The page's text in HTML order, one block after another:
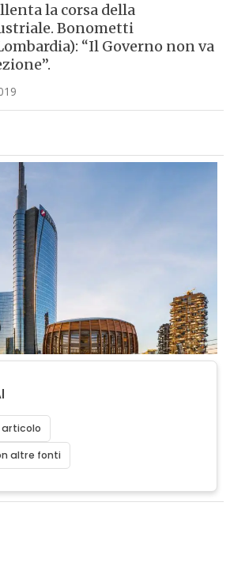
la corsa della
Bonometti
“Il Governo non va
articolo
altre fonti